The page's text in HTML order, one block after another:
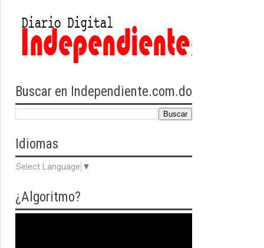
Buscar en Independiente.com.do
Idiomas
Select Language ▼
¿Algoritmo?